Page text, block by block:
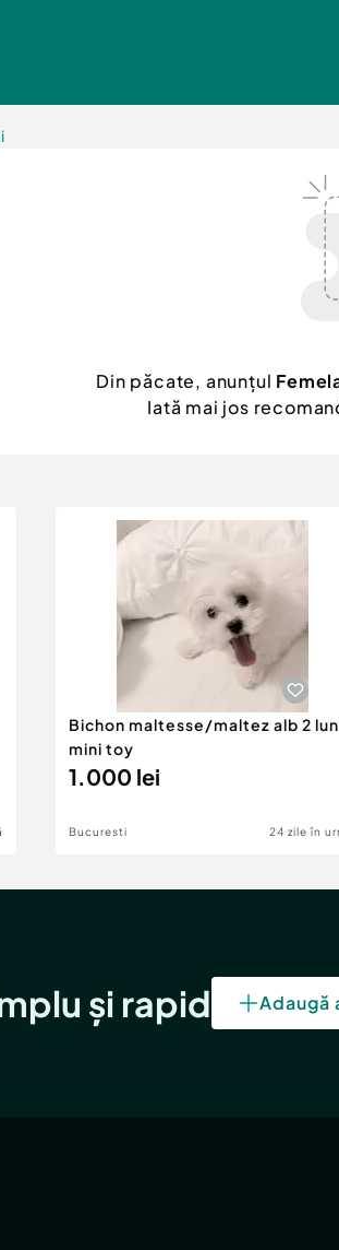
Din păcate, anunțul
Iată mai jos
Bichon maltesse/maltez alb 2
mini toy
1.000 lei
Bucuresti 24 zile în
și rapid Adaugă